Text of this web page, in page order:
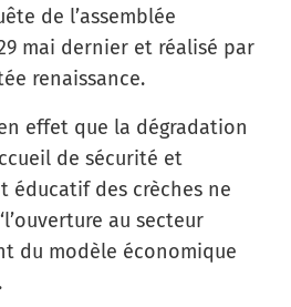
de l’assemblée
mai dernier et réalisé par
renaissance.
effet que la dégradation
de sécurité et
éducatif des crèches ne
au secteur
du modèle économique